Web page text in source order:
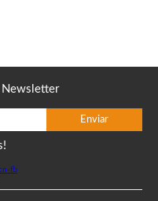
Newsletter